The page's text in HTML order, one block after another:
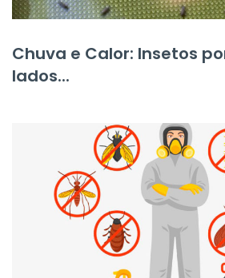
Chuva e Calor: Insetos
lados...